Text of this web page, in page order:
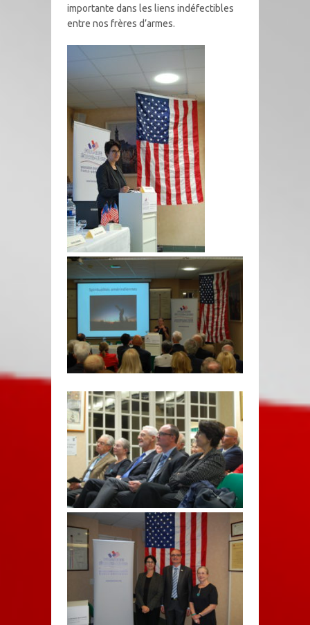
importante dans les liens indéfectibles
entre nos frères d’armes.